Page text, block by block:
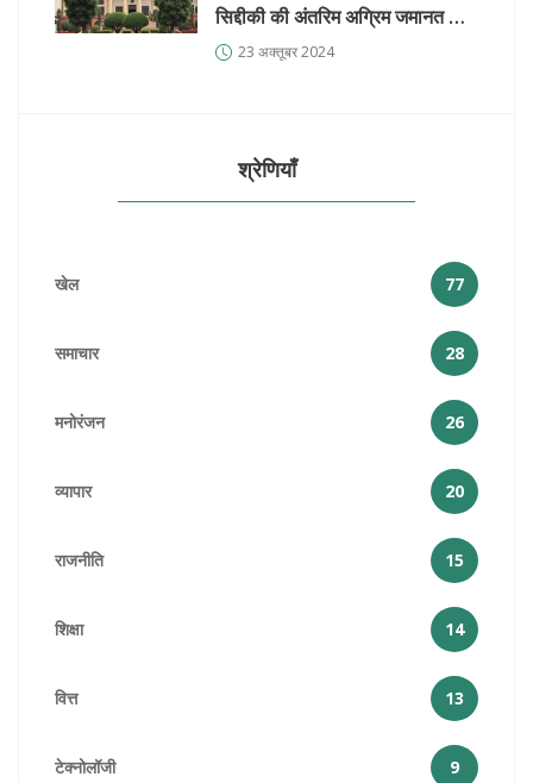
सिद्दीकी की अंतरिम अग्रिम जमानत की
अवधि बढ़ाई
23 अक्तूबर 2024
श्रेणियाँ
खेल 77
समाचार 28
मनोरंजन 26
व्यापार 20
राजनीति 15
शिक्षा 14
वित्त 13
टेक्नोलॉजी 9